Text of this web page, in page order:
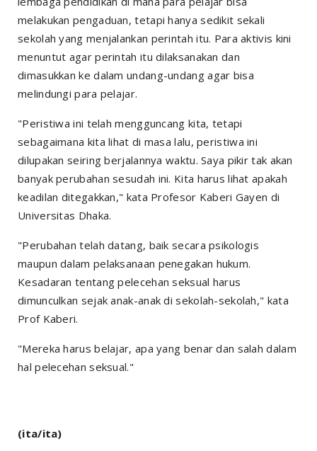
melakukan pengaduan, tetapi hanya sedikit sekali
sekolah yang menjalankan perintah itu. Para aktivis kini
menuntut agar perintah itu dilaksanakan dan
dimasukkan ke dalam undang-undang agar bisa
melindungi para pelajar.
"Peristiwa ini telah mengguncang kita, tetapi
sebagaimana kita lihat di masa lalu, peristiwa ini
dilupakan seiring berjalannya waktu. Saya pikir tak akan
banyak perubahan sesudah ini. Kita harus lihat apakah
keadilan ditegakkan," kata Profesor Kaberi Gayen di
Universitas Dhaka.
"Perubahan telah datang, baik secara psikologis
maupun dalam pelaksanaan penegakan hukum.
Kesadaran tentang pelecehan seksual harus
dimunculkan sejak anak-anak di sekolah-sekolah," kata
Prof Kaberi.
"Mereka harus belajar, apa yang benar dan salah dalam
hal pelecehan seksual."
(ita/ita)